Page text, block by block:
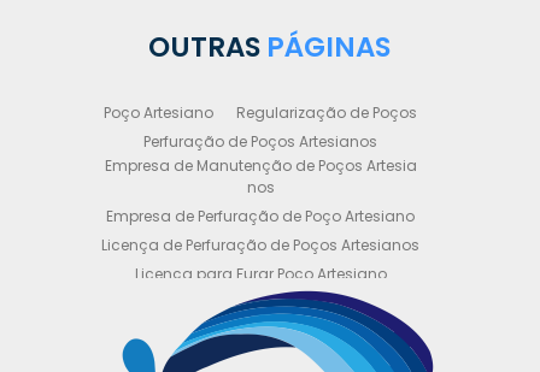
OUTRAS PÁGINAS
Poço Artesiano
Regularização de Poços
Perfuração de Poços Artesianos
Empresa de Manutenção de Poços Artesia
nos
Empresa de Perfuração de Poço Artesiano
Licença de Perfuração de Poços Artesianos
Licença para Furar Poço Artesiano
Licença para Perfuração de Poço Artesiano
Licença para Poço Semi Artesiano
Manutenção de Poço Semi Artesiano